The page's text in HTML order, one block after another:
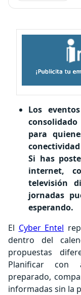
Los
para
Si has
internet,
televisión
jornadas
esperando.
El Cyber Entel
dentro del
propuestas
Planificar con
preparado,
informadas sin la